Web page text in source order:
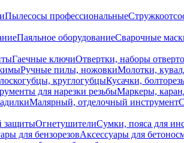
Пылесосы профессиональные
Паяльное оборудованиеСварочные
Гаечные ключиОтвертки, наборы
Ручные пилы, ножовкиМолотки,
круглогубцыКусачки,
для нарезки резьбыМаркеры,
Малярный, отделочный инструмент
защитыОгнетушителиСумки, пояса для
для бензорезовАксессуары для